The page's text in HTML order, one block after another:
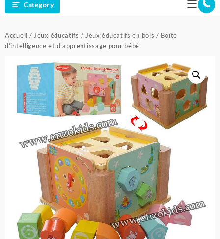
Category
Accueil /Jeux éducatifs / Jeux éducatifs en bois / Boîte
d’intelligence et d’apprentissage pour bébé